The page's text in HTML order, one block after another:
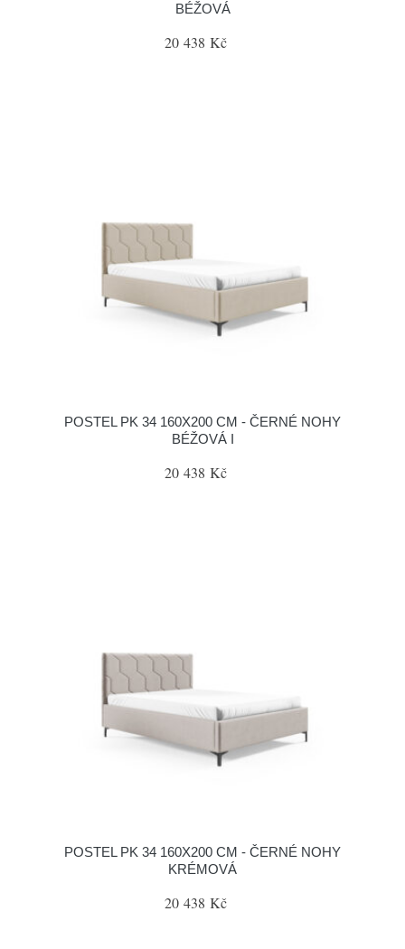
BÉŽOVÁ
20 438 Kč
POSTEL PK 34 160X200 CM - ČERNÉ NOHY
BÉŽOVÁ I
20 438 Kč
POSTEL PK 34 160X200 CM - ČERNÉ NOHY
KRÉMOVÁ
20 438 Kč